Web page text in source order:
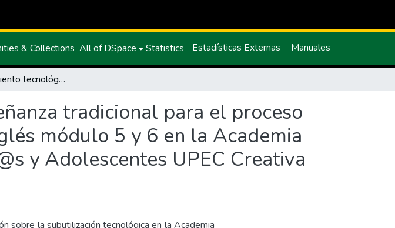
& Collections All of DSpace Statistics Estadísticas Externas Manuales
Aprovechamiento tecnológico y enseñanza tradicional para el proceso de aprendizaje en el programa de inglés módulo 5 y 6 en la Academia de Formación y Recreación para Niñ@s y Adolescentes UPEC Creativa KIDS
tradicional para el proceso
módulo 5 y 6 en la Academia
y Adolescentes UPEC Creativa
sobre la subutilización tecnológica en la Academia